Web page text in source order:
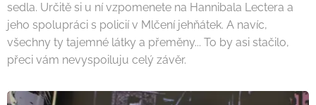
sedla. Určitě si u ní vzpomenete na Hannibala Lectera a
jeho spolupráci s policií v Mlčení jehňátek. A navíc,
všechny ty tajemné látky a přeměny... To by asi stačilo,
přeci vám nevyspoiluju celý závěr.